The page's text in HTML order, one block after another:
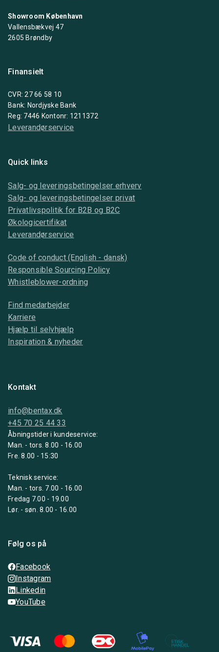
Showroom København
Vallensbækvej 47
2605 Brøndby
Finansielt
CVR: 27 66 58 10
Bank: Nordjyske Bank
Reg: 7446 Kontonr: 1211372
Leverandørservice
Quick links
Salg- og leveringsbetingelser erhverv
Salg- og leveringsbetingelser privat
Privatlivspolitik for B2B og B2C
Økologicertifikat
Leverandørservice
Code of conduct (English - dansk)
Responsible Sourcing Policy
Whistleblower-ordning
Find medarbejder
Karriere
Hjælp til selvhjælp
Inspiration & nyheder
Kontakt
info@bentax.dk
+45 70 25 44 33
Åbningstider i kundeservice:
Man. - tors. 8.00 - 16.00
Fre. 8.00 - 15:30
Teknisk service:
Man. - tors. 7.00 - 16.00
Fredag 7.00 - 19.00
Lør. - søn. 8.00 - 16.00
Følg os på
Facebook
Instagram
Linkedin
YouTube